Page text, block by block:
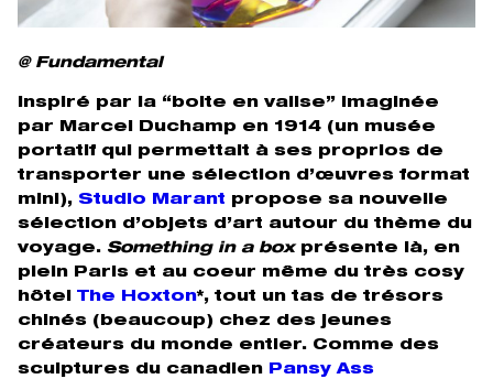
@ Fundamental
Inspiré par la “boite en valise” imaginée
par Marcel Duchamp en 1914 (un musée
portatif qui permettait à ses proprios de
transporter une sélection d’œuvres format
mini), Studio Marant propose sa nouvelle
sélection d’objets d’art autour du thème du
voyage. Something in a boxprésente là, en
plein Paris et au coeur même du très cosy
hôtel The Hoxton*, tout un tas de trésors
chinés (beaucoup) chez des jeunes
créateurs du monde entier. Comme des
sculptures du canadien Pansy Ass